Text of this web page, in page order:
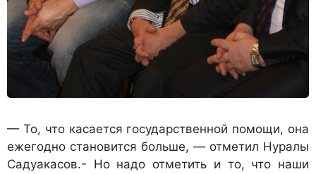
— То, что касается государственной помощи, она
ежегодно становится больше, — отметил Нуралы
Садуакасов.- Но надо отметить и то, что наши